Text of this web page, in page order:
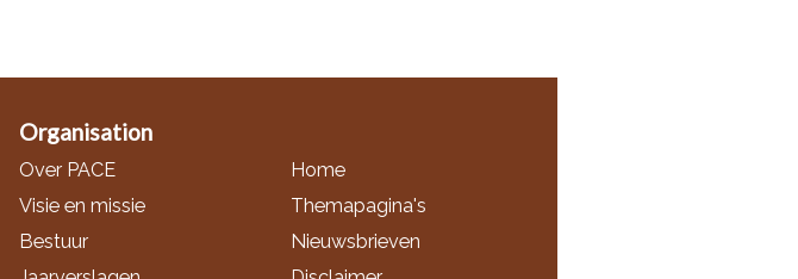
Organisation
Over PACE
Visie en missie
Bestuur
Home
Themapagina's
Nieuwsbrieven